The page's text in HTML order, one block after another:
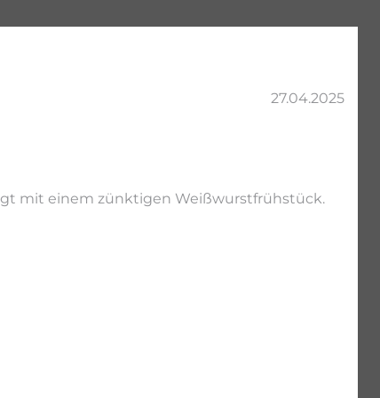
27.04.2025
mit einem zünktigen Weißwurstfrühstück.